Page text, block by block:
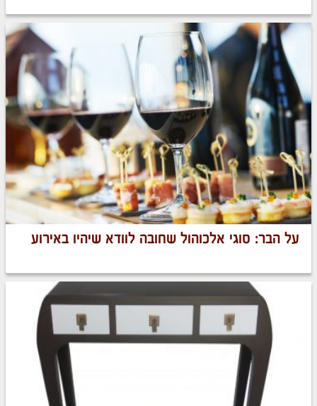
על הבר: סוגי אלכוהול שחובה לוודא שיהיו באירוע